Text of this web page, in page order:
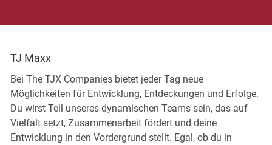
TJ Maxx
Bei The TJX Companies bietet jeder Tag neue
Möglichkeiten für Entwicklung, Entdeckungen und Erfolge.
Du wirst Teil unseres dynamischen Teams sein, das auf
Vielfalt setzt, Zusammenarbeit fördert und deine
Entwicklung in den Vordergrund stellt. Egal, ob du in